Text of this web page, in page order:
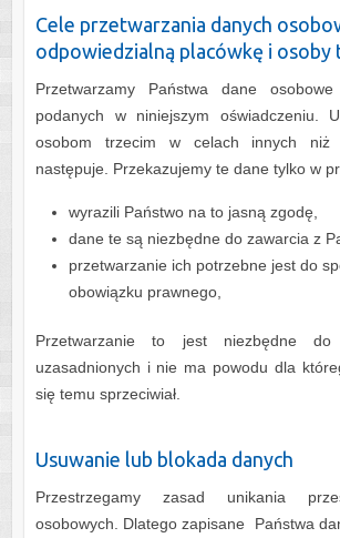
Cele przetwarzania danych
odpowiedzialną placówkę i osoby
Przetwarzamy Państwa dane
podanych w niniejszym oświadczeniu.
osobom trzecim w celach innych niż
następuje. Przekazujemy te dane tylko w
wyrazili Państwo na to jasną zgodę,
dane te są niezbędne do zawarcia z
przetwarzanie ich potrzebne jest do
obowiązku prawnego,
Przetwarzanie to jest niezbędne do
uzasadnionych i nie ma powodu dla
się temu sprzeciwiał.
Usuwanie lub blokada danych
Przestrzegamy zasad unikania
osobowych. Dlatego zapisane Państwa